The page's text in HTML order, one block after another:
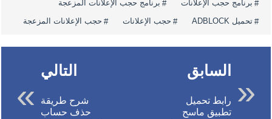
برنامج حجب الإعلانات
برنامج حجب الإعلانات المزعجة
تحميل ADBLOCK
حجب الإعلانات حجب الإعلانات المزعجة
السابق
رابط تحميل
تطبيق ماسح
التالي
شرح طريقة
حذف حساب